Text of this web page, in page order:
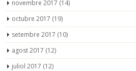
novembre 2017 (14)
octubre 2017 (19)
setembre 2017 (10)
agost 2017 (12)
juliol 2017 (12)